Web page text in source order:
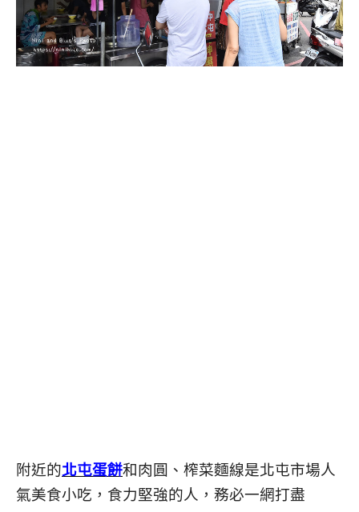
附近的北屯蛋餅和肉圓、榨菜麵線是北屯市場人
氣美食小吃，食力堅強的人，務必一網打盡